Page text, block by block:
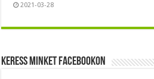
2021-03-28
Keress minket Facebookon